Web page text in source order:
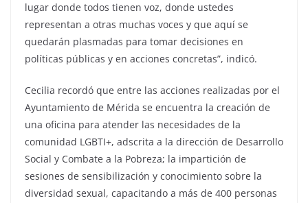
lugar donde todos tienen voz, donde ustedes
representan a otras muchas voces y que aquí se
quedarán plasmadas para tomar decisiones en
políticas públicas y en acciones concretas”, indicó.
Cecilia recordó que entre las acciones realizadas por el
Ayuntamiento de Mérida se encuentra la creación de
una oficina para atender las necesidades de la
comunidad LGBTI+, adscrita a la dirección de Desarrollo
Social y Combate a la Pobreza; la impartición de
sesiones de sensibilización y conocimiento sobre la
diversidad sexual, capacitando a más de 400 personas